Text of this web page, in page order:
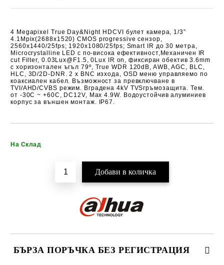
4 Megapixel True Day&Night HDCVI булет камера, 1/3”
4.1Mpix(2688x1520) CMOS progressive сензор,
2560x1440/25fps; 1920x1080/25fps; Smart IR до 30 метра,
Microcrystalline LED с по-висока ефективност, Механичен IR
cut Filter, 0.03Lux@F1.5, 0Lux IR on, фиксиран обектив 3.6mm
с хоризонтален ъгъл 79º, True WDR 120dB, AWB, AGC, BLC,
HLC, 3D/2D-DNR. 2 х BNC изхода, OSD меню управляемо по
коаксиален кабел. Възможност за превключване в
TVI/AHD/CVBS режим. Вградена 4kV TVSгръмозащита. Тем.
oт -30C ~ +60C, DC12V, Max 4.9W. Водоустойчив алуминиев
корпус завъншен монтаж. IP67.
На Склад
БЪРЗА ПОРЪЧКА БЕЗ РЕГИСТРАЦИЯ